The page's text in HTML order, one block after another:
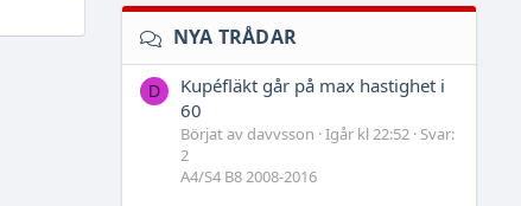
NYA TRÅDAR
D
Kupéfläkt går på max hastighet i
60
Börjat av davvsson Igår kl 22:52 Svar:
2
A4/S4 B8 2008-2016